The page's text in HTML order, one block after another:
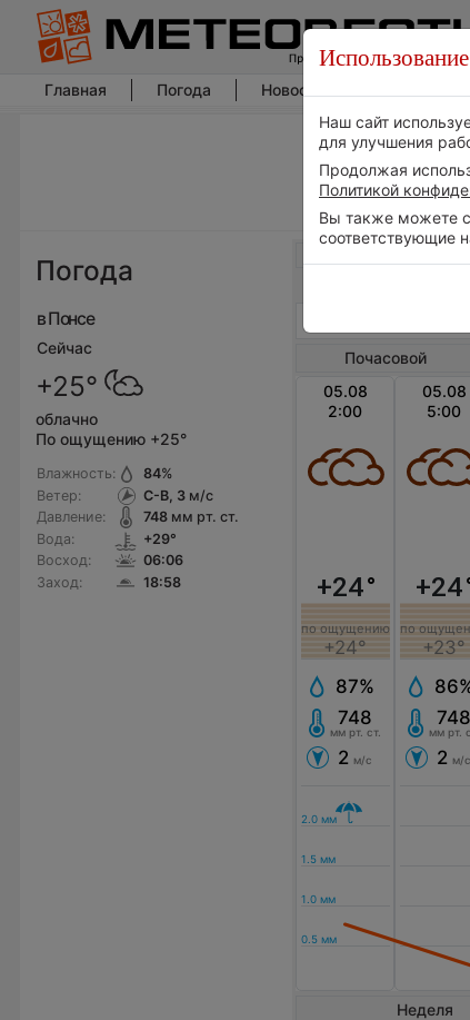
Главная Погода Новости погоды
Погода
в Понсе
Сейчас
+25°
облачно
По ощущению +25°
Влажность:
Ветер:
Давление:
Вода:
Восход:
Заход:
84%
С-В, 3м/с
748мм рт. ст.
+29°
06:06
18:58
Почасовой
05.08
2:00
+24°
по ощущению
+24°
87%
748
мм рт. ст.
2 м/с
05.08
5:00
+24
по
+23°
748
мм рт.
2 м/с
Неделя
Наш сайт
для улучшения
Продолжая
Политикой
Вы также можете
соответствующие